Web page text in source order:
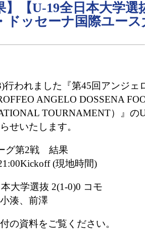
】【U-19全日本大学
ドッセーナ国際ユー
行われました『第45回アンジ
ANGELO DOSSENA
TOURNAMENT）』の
せいたします。
グ第2戦 結果
(現地時間)
大学選抜 2(1-0)0 コモ
湊、前澤
の資料をご覧ください。